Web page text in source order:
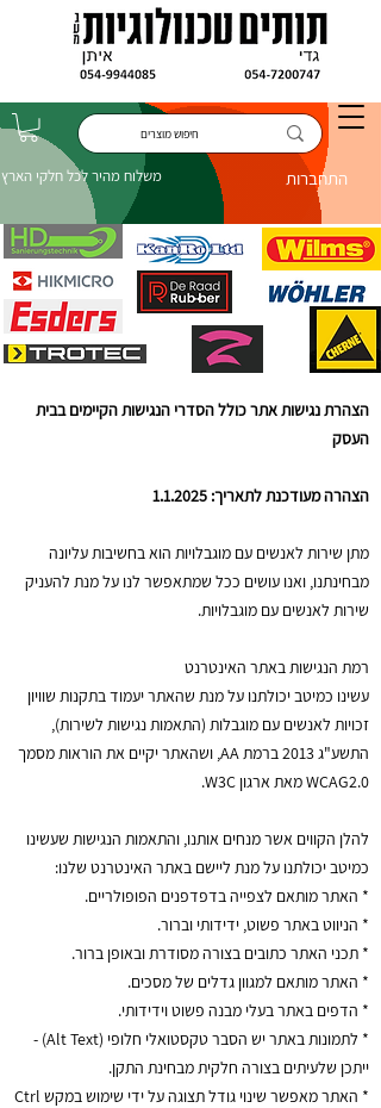
משלוח מהיר לכל חלקי הארץ התחברות
הצהרת נגישות אתר כולל הסדרי הנגישות הקיימים בבית
העסק
הצהרה מעודכנת לתאריך: 1.1.2025
מתן שירות לאנשים עם מוגבלויות הוא בחשיבות עליונה
מבחינתנו, ואנו עושים ככל שמתאפשר לנו על מנת להעניק
שירות לאנשים עם מוגבלויות.
רמת הנגישות באתר האינטרנט
עשינו כמיטב יכולתנו על מנת שהאתר יעמוד בתקנות שוויון
זכויות לאנשים עם מוגבלות (התאמות נגישות לשירות),
התשע"ג 2013 ברמת AA, ושהאתר יקיים את הוראות מסמך
WCAG2.0 מאת ארגון W3C.
​להלן הקווים אשר מנחים אותנו, והתאמות הנגישות שעשינו
כמיטב יכולתנו על מנת ליישם באתר האינטרנט שלנו:
* האתר מותאם לצפייה בדפדפנים הפופולריים.
* הניווט באתר פשוט, ידידותי וברור.
* תכני האתר כתובים בצורה מסודרת ובאופן ברור.
* האתר מותאם למגוון גדלים של מסכים.
* הדפים באתר בעלי מבנה פשוט וידידותי.
* לתמונות באתר יש הסבר טקסטואלי חלופי (Alt Text) -
ייתכן שלעיתים בצורה חלקית מבחינת התקן.
* האתר מאפשר שינוי גודל תצוגה על ידי שימוש במקש Ctrl